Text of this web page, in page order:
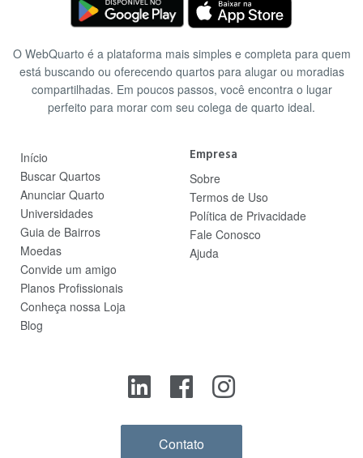
O WebQuarto é a plataforma mais simples e completa para quem
está buscando ou oferecendo quartos para alugar ou moradias
compartilhadas. Em poucos passos, você encontra o lugar
perfeito para morar com seu colega de quarto ideal.
Início
Buscar Quartos
Anunciar Quarto
Universidades
Guia de Bairros
Moedas
Convide um amigo
Planos Profissionais
Conheça nossa Loja
Blog
Empresa
Sobre
Termos de Uso
Política de Privacidade
Fale Conosco
Ajuda
Contato